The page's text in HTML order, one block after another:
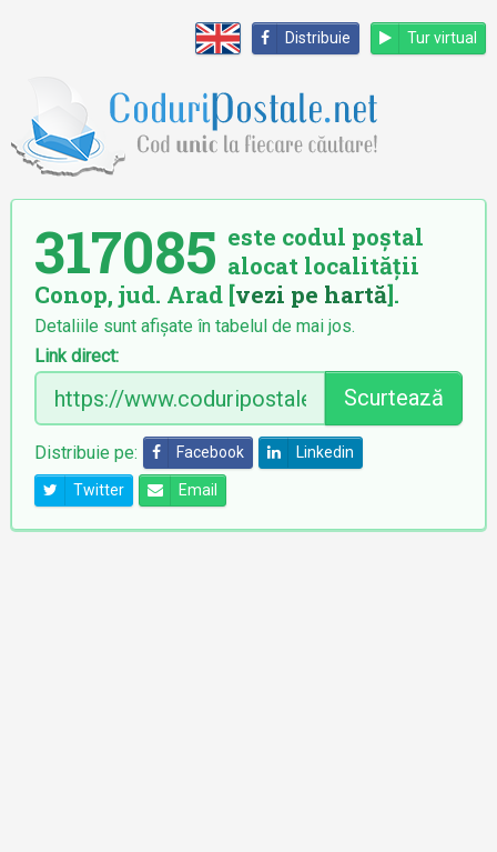
Distribuie Tur virtual
317085 este codul poștal
alocat localității
Conop, jud. Arad [vezi pe hartă].
Detaliile sunt afișate în tabelul de mai jos.
Link direct:
Scurtează
Distribuie pe: Facebook Linkedin
Twitter Email